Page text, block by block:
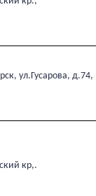
ул.Гусарова, д.74,
кр,.